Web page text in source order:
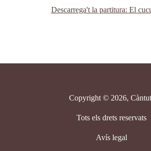
Descarrega't la partitura: El
Copyright © 2026,
Tots els drets reservats
Avís legal